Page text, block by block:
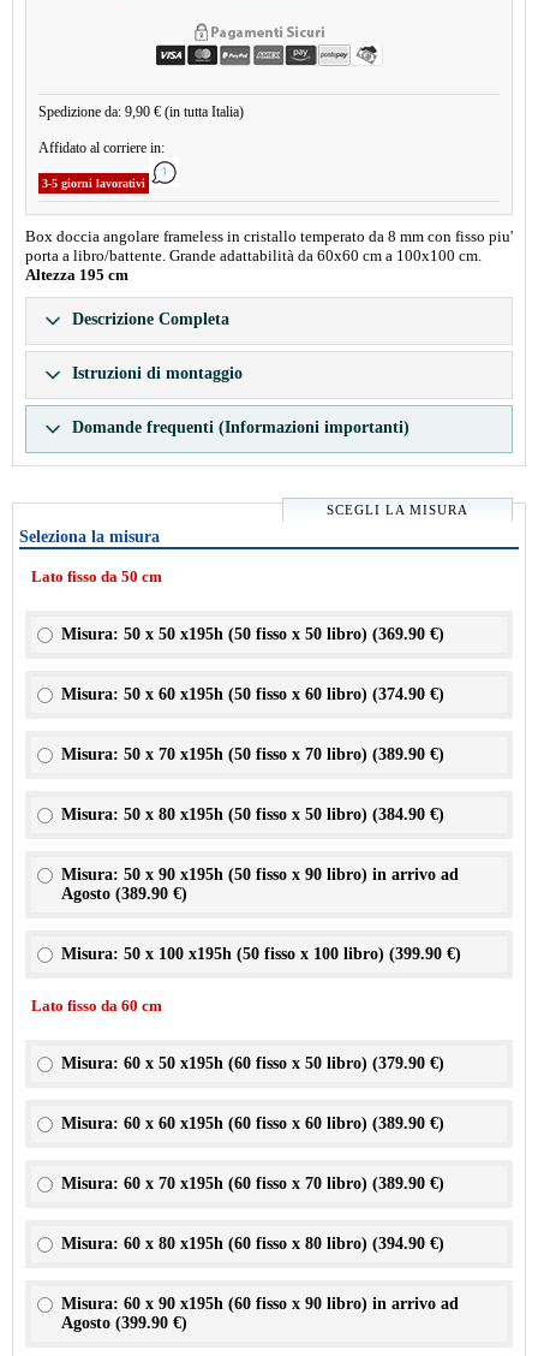
Spedizione da: 9,90 € (in tutta Italia)
Affidato al corriere in:
3-5 giorni lavorativi
Box doccia angolare frameless in cristallo temperato da 8 mm con fisso piu'
porta a libro/battente. Grande adattabilità da 60x60 cm a 100x100 cm.
Altezza 195 cm
Descrizione Completa
Istruzioni di montaggio
Domande frequenti (Informazioni importanti)
SCEGLI LA MISURA
Seleziona la misura
Lato fisso da 50 cm
Misura: 50 x 50 x195h (50 fisso x 50 libro) (369.90 €)
Misura: 50 x 60 x195h (50 fisso x 60 libro) (374.90 €)
Misura: 50 x 70 x195h (50 fisso x 70 libro) (389.90 €)
Misura: 50 x 80 x195h (50 fisso x 50 libro) (384.90 €)
Misura: 50 x 90 x195h (50 fisso x 90 libro) in arrivo ad
Agosto (389.90 €)
Misura: 50 x 100 x195h (50 fisso x 100 libro) (399.90 €)
Lato fisso da 60 cm
Misura: 60 x 50 x195h (60 fisso x 50 libro) (379.90 €)
Misura: 60 x 60 x195h (60 fisso x 60 libro) (389.90 €)
Misura: 60 x 70 x195h (60 fisso x 70 libro) (389.90 €)
Misura: 60 x 80 x195h (60 fisso x 80 libro) (394.90 €)
Misura: 60 x 90 x195h (60 fisso x 90 libro) in arrivo ad
Agosto (399.90 €)